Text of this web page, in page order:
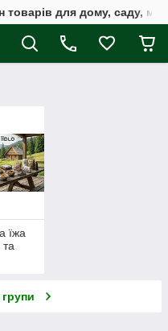
товарів для дому, саду,
їжа
та